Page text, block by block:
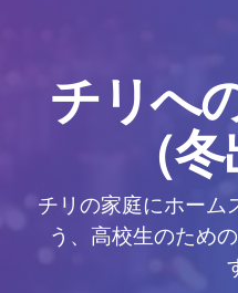
チリへ
（
チリの家庭にホーム
う、高校生のため